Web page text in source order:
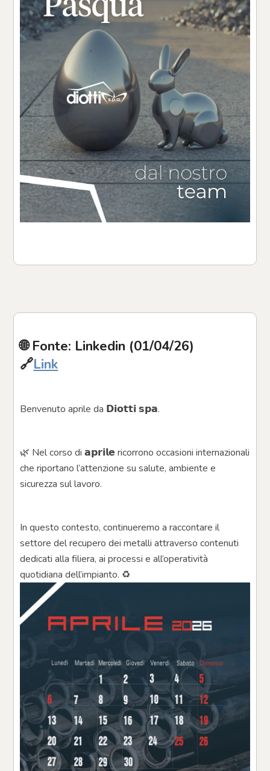
🌐 Fonte: Linkedin (01/04/26)
🔗Link
Benvenuto aprile da 𝗗𝗶𝗼𝘁𝘁𝗶 𝘀𝗽𝗮.
🌿 Nel corso di 𝗮𝗽𝗿𝗶𝗹𝗲 ricorrono occasioni internazionali
che riportano l’attenzione su salute, ambiente e
sicurezza sul lavoro.
In questo contesto, continueremo a raccontare il
settore del recupero dei metalli attraverso contenuti
dedicati alla filiera, ai processi e all’operatività
quotidiana dell’impianto. ♻️